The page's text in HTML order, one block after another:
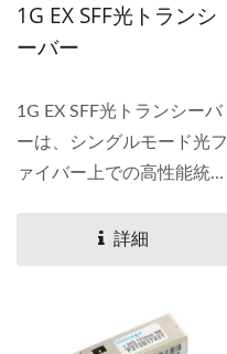
1G EX SFF光トランシ
ーバー
1G EX SFF光トランシーバ
ーは、シングルモード光フ
ァイバー上での高性能統合
クのために特別に設計され
詳細